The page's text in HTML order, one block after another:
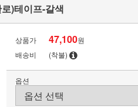
)테이프-갈색
상품가 47,100원
배송비
(착불)
옵션